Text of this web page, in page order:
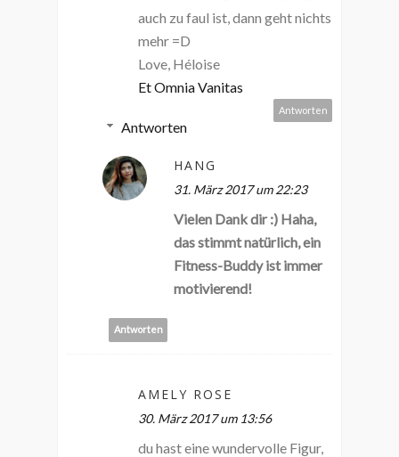
auch zu faul ist, dann geht nichts
mehr =D
Love, Héloise
Et Omnia Vanitas
Antworten
Antworten
HANG
31. März 2017 um 22:23
Vielen Dank dir :) Haha,
das stimmt natürlich, ein
Fitness-Buddy ist immer
motivierend!
Antworten
AMELY ROSE
30. März 2017 um 13:56
du hast eine wundervolle Figur,